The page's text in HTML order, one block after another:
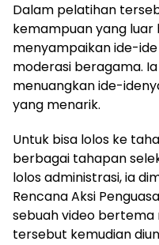
Dalam pelatihan
kemampuan yang luar
menyampaikan ide-
moderasi beragama.
menuangkan ide-
yang menarik.
Untuk bisa lolos ke
berbagai tahapan
lolos administrasi, ia
Rencana Aksi
sebuah video bertema
tersebut kemudian